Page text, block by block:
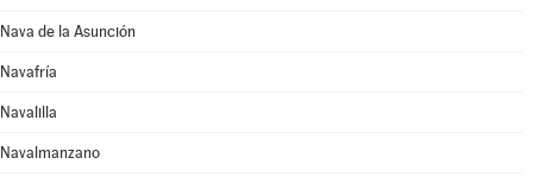
Nava de la Asunción
Navafría
Navalilla
Navalmanzano